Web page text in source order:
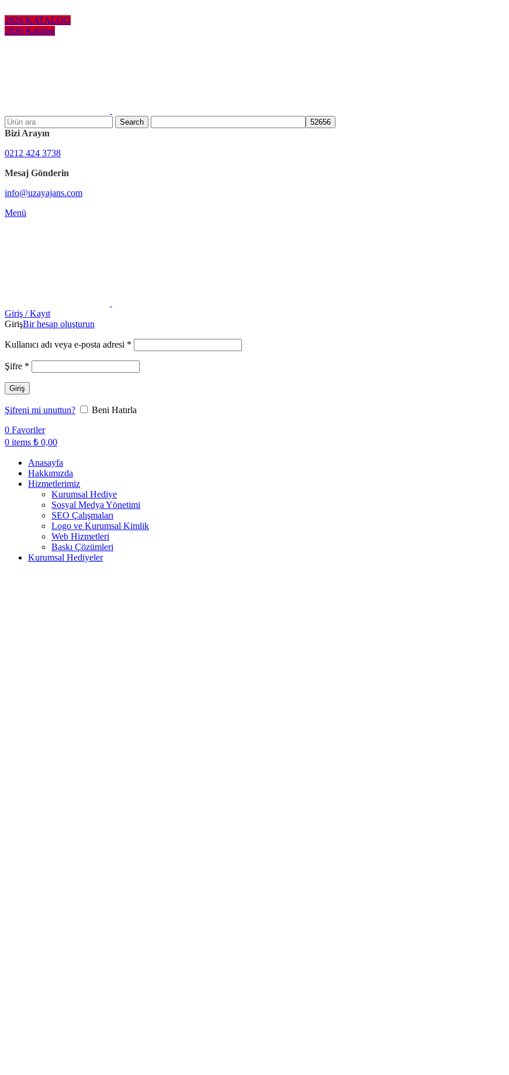
2026 KATALOG
2026 Katalog
Search
Bizi Arayın
0212 424 3738
Mesaj Gönderin
info@uzayajans.com
Menü
Giriş / Kayıt
GirişBir hesap oluşturun
Kullanıcı adı veya e-posta adresi *
Şifre *
Giriş
Şifreni mi unuttun?
Beni Hatırla
0 Favoriler
0 items ₺ 0,00
Anasayfa
Hakkımızda
Hizmetlerimiz
Kurumsal Hediye
Sosyal Medya Yönetimi
SEO Çalışmaları
Logo ve Kurumsal Kimlik
Web Hizmetleri
Baskı Çözümleri
Kurumsal Hediyeler